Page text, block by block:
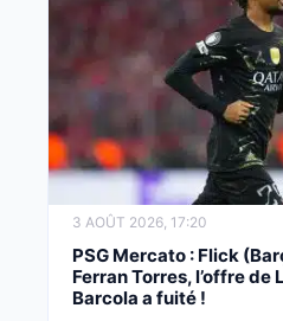
3 AOÛT 2026, 17:20
PSG Mercato : Flick
Ferran Torres, l’offre de
Barcola a fuité !